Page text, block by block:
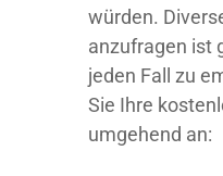
würden.
anzufragen ist
jeden Fall zu
Sie Ihre
umgehend an: